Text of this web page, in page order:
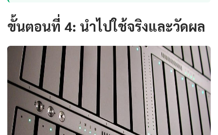
ขั้นตอนที่ 4: นำไปใช้จริงและวัดผล